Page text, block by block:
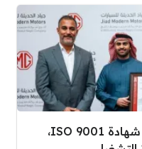
جياد الحديثة للسيارات تحقق شهادة ISO 9001،